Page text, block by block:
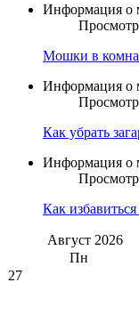
Информация о
Мошки в
Информация о
Как убрать
Информация о
Как
Август 2026
Пн
27